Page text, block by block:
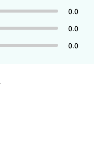
0.0
0.0
0.0